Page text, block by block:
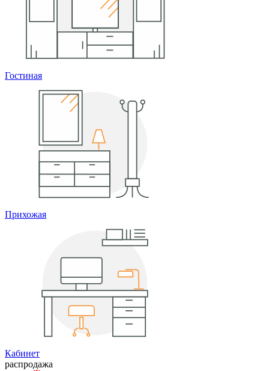
Гостиная
Прихожая
Кабинет
распродажа